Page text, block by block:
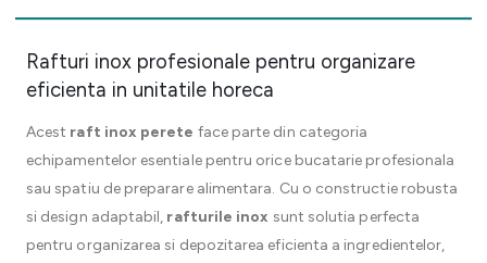
Rafturi inox profesionale pentru organizare
eficienta in unitatile horeca
Acest raft inox perete face parte din categoria
echipamentelor esentiale pentru orice bucatarie profesionala
sau spatiu de preparare alimentara. Cu o constructie robusta
si design adaptabil, rafturile inox sunt solutia perfecta
pentru organizarea si depozitarea eficienta a ingredientelor,